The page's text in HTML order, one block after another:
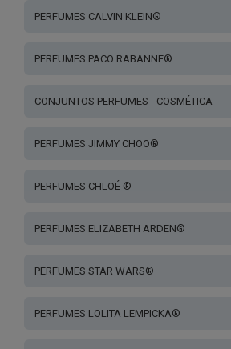
PERFUMES CALVIN KLEIN®
PERFUMES PACO RABANNE®
CONJUNTOS PERFUMES - COSMÉTICA
PERFUMES JIMMY CHOO®
PERFUMES CHLOÉ ®
PERFUMES ELIZABETH ARDEN®
PERFUMES STAR WARS®
PERFUMES LOLITA LEMPICKA®